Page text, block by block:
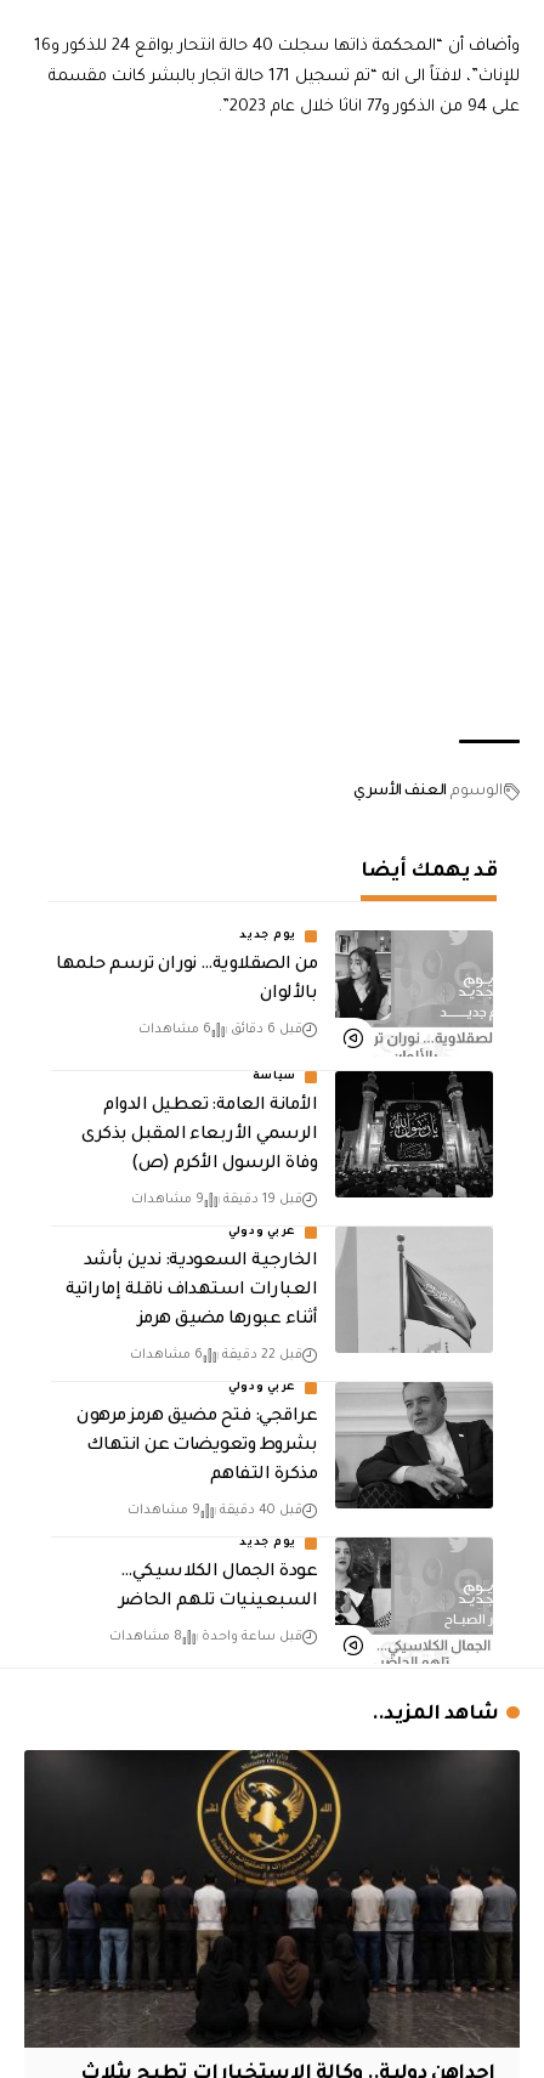
وأضاف أن “المحكمة ذاتها سجلت 40 حالة انتحار بواقع 24 للذكور و16
للإناث”، لافتاً الى انه “تم تسجيل 171 حالة اتجار بالبشر كانت مقسمة
على 94 من الذكور و77 اناثا خلال عام 2023”.
الوسوم العنف الأسري
قد يهمك أيضا
يوم جديد
من الصقلاوية… نوران ترسم حلمها
بالألوان
قبل 6 دقائق 6 مشاهدات
سياسة
الأمانة العامة: تعطيل الدوام
الرسمي الأربعاء المقبل بذكرى
وفاة الرسول الأكرم (ص)
قبل 19 دقيقة 9 مشاهدات
عربي ودولي
‏الخارجية السعودية: ندين بأشد
العبارات استهداف ناقلة إماراتية
أثناء عبورها مضيق هرمز
قبل 22 دقيقة 6 مشاهدات
عربي ودولي
عراقجي: فتح مضيق هرمز مرهون
بشروط وتعويضات عن انتهاك
مذكرة التفاهم
قبل 40 دقيقة 9 مشاهدات
يوم جديد
عودة الجمال الكلاسيكي…
السبعينيات تلهم الحاضر
قبل ساعة واحدة 8 مشاهدات
شاهد المزيد..